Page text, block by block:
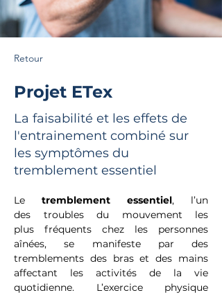
Retour
Projet ETex
La faisabilité et les effets de
l'entrainement combiné sur
les symptômes du
tremblement essentiel
Le tremblement essentiel, l’un
des troubles du mouvement les
plus fréquents chez les personnes
aînées, se manifeste par des
tremblements des bras et des mains
affectant les activités de la vie
quotidienne. L’exercice physique